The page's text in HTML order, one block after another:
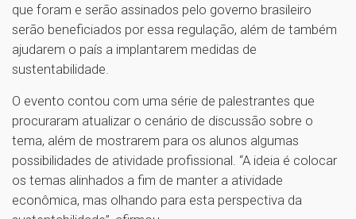
que foram e serão assinados pelo governo brasileiro
serão beneficiados por essa regulação, além de também
ajudarem o país a implantarem medidas de
sustentabilidade.
O evento contou com uma série de palestrantes que
procuraram atualizar o cenário de discussão sobre o
tema, além de mostrarem para os alunos algumas
possibilidades de atividade profissional. “A ideia é colocar
os temas alinhados a fim de manter a atividade
econômica, mas olhando para esta perspectiva da